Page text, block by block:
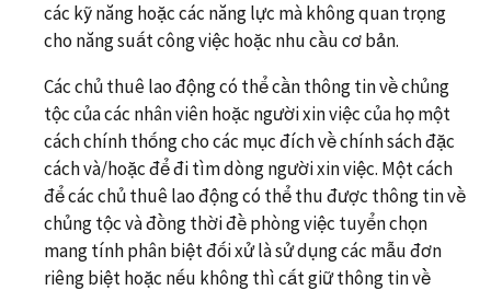
các kỹ năng hoặc các năng lực mà không quan trọng
cho năng suất công việc hoặc nhu cầu cơ bản.
Các chủ thuê lao động có thể cần thông tin về chủng
tộc của các nhân viên hoặc người xin việc của họ một
cách chính thống cho các mục đích về chính sách đặc
cách và/hoặc để đi tìm dòng người xin việc. Một cách
để các chủ thuê lao động có thể thu được thông tin về
chủng tộc và đồng thời đề phòng việc tuyển chọn
mang tính phân biệt đối xử là sử dụng các mẫu đơn
riêng biệt hoặc nếu không thì cất giữ thông tin về